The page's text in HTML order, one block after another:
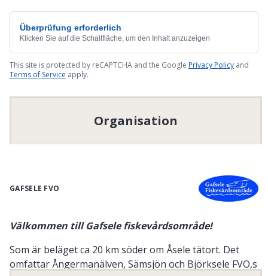
Überprüfung erforderlich
Klicken Sie auf die Schaltfläche, um den Inhalt anzuzeigen
This site is protected by reCAPTCHA and the Google Privacy Policy and
Terms of Service apply.
Organisation
GAFSELE FVO
Välkommen till Gafsele fiskevårdsområde!
Som är beläget ca 20 km söder om Åsele tätort. Det
omfattar Ångermanälven, Sämsjön och Björksele FVO,s